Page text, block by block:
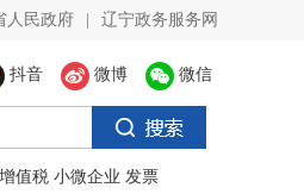
人民政府 辽宁政务服务网
抖音 微博 微信
增值税 小微企业 发票